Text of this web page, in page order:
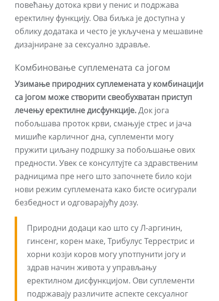
повећању дотока крви у пенис и подржава
еректилну функцију. Ова биљка је доступна у
облику додатака и често је укључена у мешавине
дизајниране за сексуално здравље.
Комбиновање суплемената са јогом
Узимање природних суплемената у комбинацији
са јогом може створити свеобухватан приступ
лечењу еректилне дисфункције.Док јога
побољшава проток крви, смањује стрес и јача
мишиће карличног дна, суплементи могу
пружити циљану подршку за побољшање ових
предности. Увек се консултујте са здравственим
радницима пре него што започнете било који
нови режим суплемената како бисте осигурали
безбедност и одговарајућу дозу.
Природни додаци као што су Л-аргинин,
гинсенг, корен маке, Трибулус Террестрис и
хорни козји коров могу употпунити јогу и
здрав начин живота у управљању
еректилном дисфункцијом. Ови суплементи
подржавају различите аспекте сексуалног